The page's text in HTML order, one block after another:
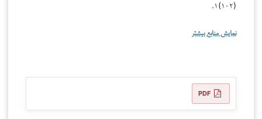
۱(۱۰۲).
نمایش منابع بیشتر
PDF